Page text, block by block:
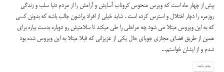
بیش از چهار ماه است که ویرس منحوس کروناب آسایش و آرامش را از مردم دنیا سلب و زندگی
روزمره را دچار اختلال و استرس کرده است . شاید خیلی از افراد براشون جالب باشه که بدونن کسی
که به این ویروس مبتلا می شود چه مراحلی را طی میکند تا سلامتیش رو دوباره بدست بیاره برای
همین از طریق فضای مجازی جویای حال یکی از عزیزانی که قبلا مبتلا به این ویروس شده بود
شدم و از ایشان خواستم...
بیشتر بدانید...